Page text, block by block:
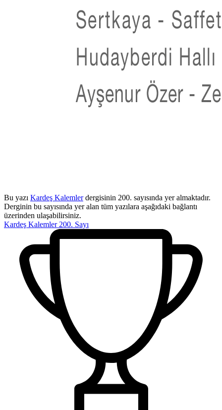
Bu yazı Kardeş Kalemlerdergisinin 200. sayısında yer almaktadır.
Derginin bu sayısında yer alan tüm yazılara aşağıdaki bağlantı
üzerinden ulaşabilirsiniz.
Kardeş Kalemler 200. Sayı